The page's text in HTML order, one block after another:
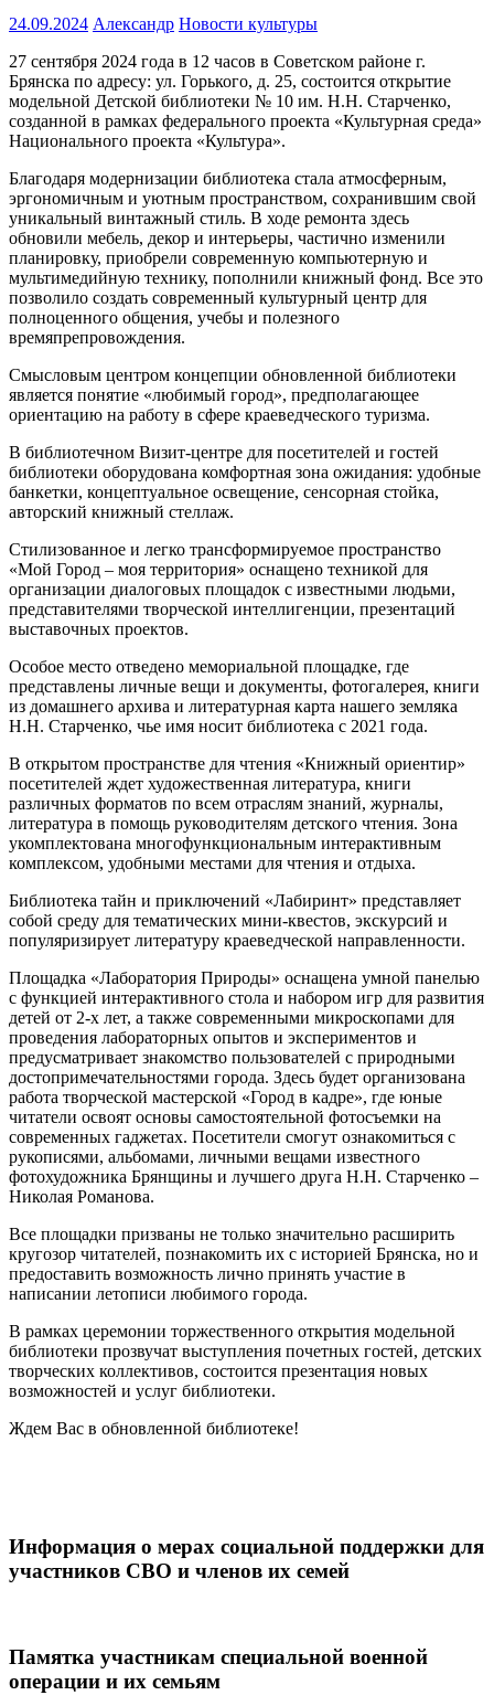
24.09.2024 Александр Новости культуры
27 сентября 2024 года в 12 часов в Советском районе г.
Брянска по адресу: ул. Горького, д. 25, состоится открытие
модельной Детской библиотеки № 10 им. Н.Н. Старченко,
созданной в рамках федерального проекта «Культурная среда»
Национального проекта «Культура».
Благодаря модернизации библиотека стала атмосферным,
эргономичным и уютным пространством, сохранившим свой
уникальный винтажный стиль. В ходе ремонта здесь
обновили мебель, декор и интерьеры, частично изменили
планировку, приобрели современную компьютерную и
мультимедийную технику, пополнили книжный фонд. Все это
позволило создать современный культурный центр для
полноценного общения, учебы и полезного
времяпрепровождения.
Смысловым центром концепции обновленной библиотеки
является понятие «любимый город», предполагающее
ориентацию на работу в сфере краеведческого туризма.
В библиотечном Визит-центре для посетителей и гостей
библиотеки оборудована комфортная зона ожидания: удобные
банкетки, концептуальное освещение, сенсорная стойка,
авторский книжный стеллаж.
Стилизованное и легко трансформируемое пространство
«Мой Город – моя территория» оснащено техникой для
организации диалоговых площадок с известными людьми,
представителями творческой интеллигенции, презентаций
выставочных проектов.
Особое место отведено мемориальной площадке, где
представлены личные вещи и документы, фотогалерея, книги
из домашнего архива и литературная карта нашего земляка
Н.Н. Старченко, чье имя носит библиотека с 2021 года.
В открытом пространстве для чтения «Книжный ориентир»
посетителей ждет художественная литература, книги
различных форматов по всем отраслям знаний, журналы,
литература в помощь руководителям детского чтения. Зона
укомплектована многофункциональным интерактивным
комплексом, удобными местами для чтения и отдыха.
Библиотека тайн и приключений «Лабиринт» представляет
собой среду для тематических мини-квестов, экскурсий и
популяризирует литературу краеведческой направленности.
Площадка «Лаборатория Природы» оснащена умной панелью
с функцией интерактивного стола и набором игр для развития
детей от 2-х лет, а также современными микроскопами для
проведения лабораторных опытов и экспериментов и
предусматривает знакомство пользователей с природными
достопримечательностями города. Здесь будет организована
работа творческой мастерской «Город в кадре», где юные
читатели освоят основы самостоятельной фотосъемки на
современных гаджетах. Посетители смогут ознакомиться с
рукописями, альбомами, личными вещами известного
фотохудожника Брянщины и лучшего друга Н.Н. Старченко –
Николая Романова.
Все площадки призваны не только значительно расширить
кругозор читателей, познакомить их с историей Брянска, но и
предоставить возможность лично принять участие в
написании летописи любимого города.
В рамках церемонии торжественного открытия модельной
библиотеки прозвучат выступления почетных гостей, детских
творческих коллективов, состоится презентация новых
возможностей и услуг библиотеки.
Ждем Вас в обновленной библиотеке!
Информация о мерах социальной поддержки для
участников СВО и членов их семей
Памятка участникам специальной военной
операции и их семьям